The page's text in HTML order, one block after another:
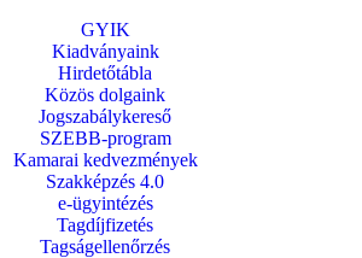
GYIK
Kiadványaink
Hirdetőtábla
Közös dolgaink
Jogszabálykereső
SZEBB-program
Kamarai kedvezmények
Szakképzés 4.0
e-ügyintézés
Tagdíjfizetés
Tagságellenőrzés